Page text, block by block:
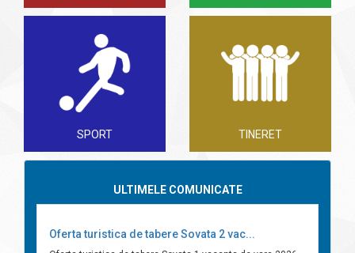
SPORT TINERET
ULTIMELE COMUNICATE
Oferta turistica de tabere Sovata 2 vac...